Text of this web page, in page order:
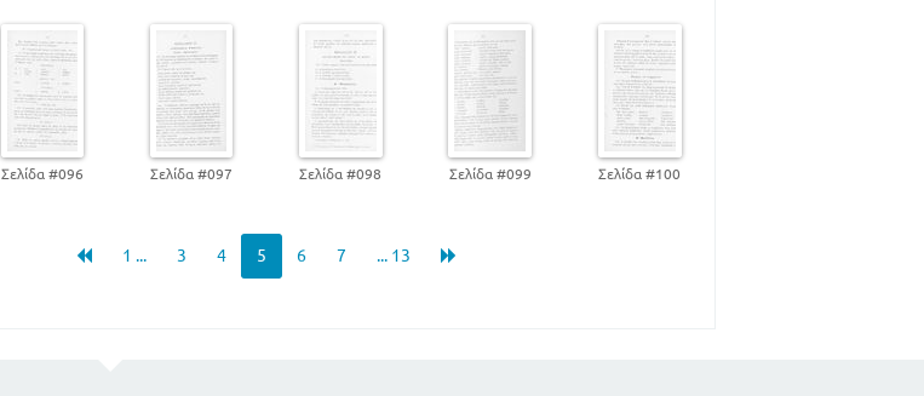
Σελίδα #096 Σελίδα #097 Σελίδα #098 Σελίδα #099 Σελίδα #100
1 ... 3 4 5 6 7 ... 13